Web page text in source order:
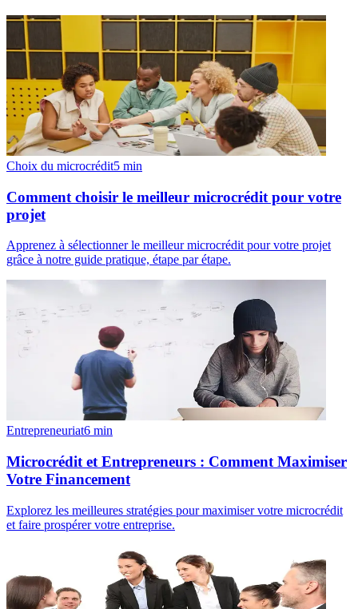
Choix du microcrédit5 min
Comment choisir le meilleur microcrédit pour votre
projet
Apprenez à sélectionner le meilleur microcrédit pour votre projet
grâce à notre guide pratique, étape par étape.
Entrepreneuriat6 min
Microcrédit et Entrepreneurs : Comment Maximiser
Votre Financement
Explorez les meilleures stratégies pour maximiser votre microcrédit
et faire prospérer votre entreprise.